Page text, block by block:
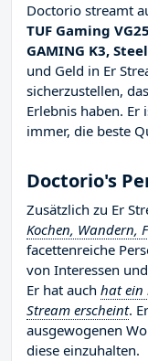
Doctorio streamt
TUF Gaming
GAMING K3,
und Geld in Er
sicherzustellen,
Erlebnis haben. Er
immer, die beste
Doctorio's
Zusätzlich zu Er
Kochen, Wandern,
facettenreiche
von Interessen
Er hat auch hat ein
Stream erscheint.
ausgewogenen
diese einzuhalten.